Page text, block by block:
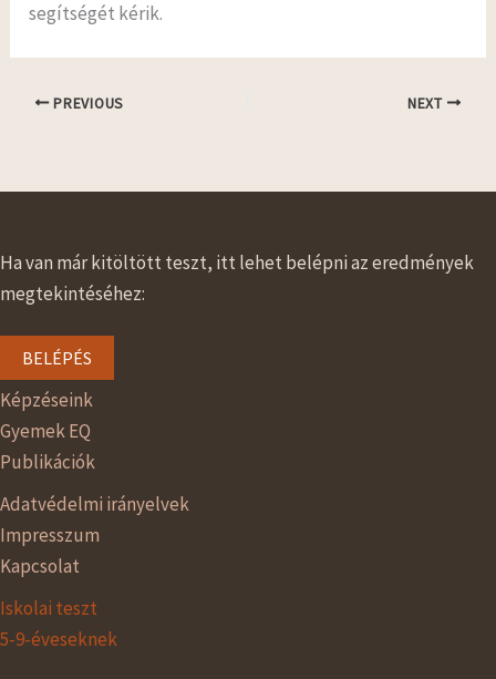
segítségét kérik.
PREVIOUS NEXT
Ha van már kitöltött teszt, itt lehet belépni az eredmények
megtekintéséhez:
BELÉPÉS
Képzéseink
Gyemek EQ
Publikációk
Adatvédelmi irányelvek
Impresszum
Kapcsolat
Iskolai teszt
5-9-éveseknek